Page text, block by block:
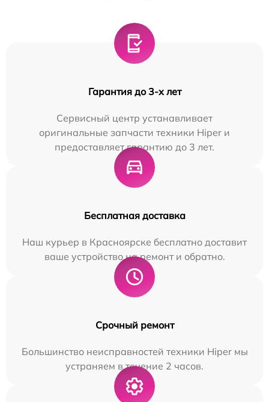
Гарантия до 3-х лет
Сервисный центр устанавливает
оригинальные запчасти техники Hiper и
предоставляет гарантию до 3 лет.
Бесплатная доставка
Наш курьер в Красноярске бесплатно доставит
ваше устройство на ремонт и обратно.
Срочный ремонт
Большинство неисправностей техники Hiper мы
устраняем в течение 2 часов.